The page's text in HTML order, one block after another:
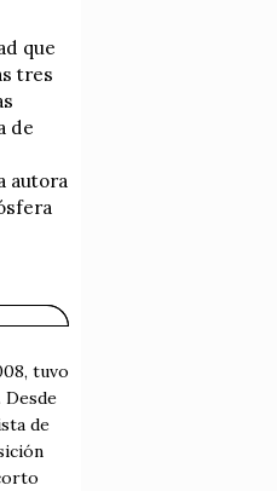
que
tres
de
autora
tuvo
Desde
de